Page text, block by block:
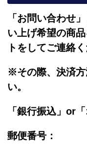
「お問い合わせ
い上げ希望の商
トをしてご連絡く
※その際、決済方
い。
「銀行振込」or「
郵便番号：